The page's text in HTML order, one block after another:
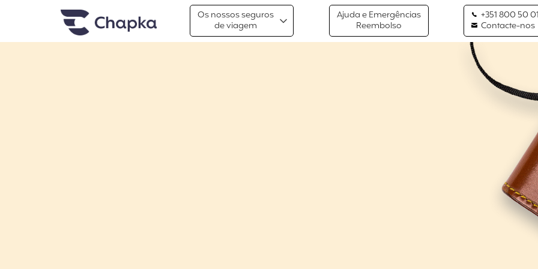
Chapka Seguro Viagem Os nossos seguros
de viagem
Ajuda e Emergências
Reembolso
+351 800 50
Contacte-nos